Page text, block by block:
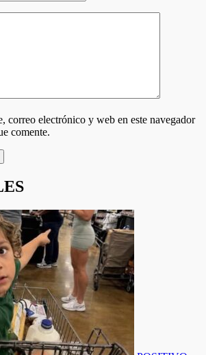
correo electrónico y web en este navegador
comente.